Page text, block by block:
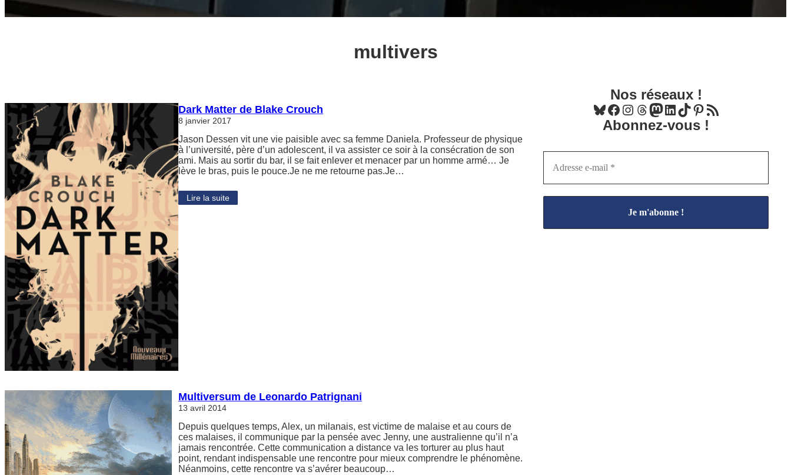
multivers
Dark Matter de Blake Crouch
8 janvier 2017
Jason Dessen vit une vie paisible avec sa femme Daniela. Professeur de physique
à l’université, père d’un adolescent, il va assister ce soir à la consécration de son
ami. Mais au sortir du bar, il se fait enlever et menacer par un homme armé… Je
lève le bras, puis le pouce.Je ne me retourne pas.Je…
Lire la suite
Multiversum de Leonardo Patrignani
13 avril 2014
Depuis quelques temps, Alex, un milanais, est victime de malaise et au cours de
ces malaises, il communique par la pensée avec Jenny, une australienne qu’il n’a
jamais rencontrée. Cette communication a distance va les torturer au plus haut
point, rendant indispensable une rencontre pour mieux comprendre le phénomène.
Néanmoins, cette rencontre va s’avérer beaucoup…
Nos réseaux !
Bluesky Facebook Instagram Threads Mastodon LinkedIn TikTok Pinterest
Flux RSS
Abonnez-vous !